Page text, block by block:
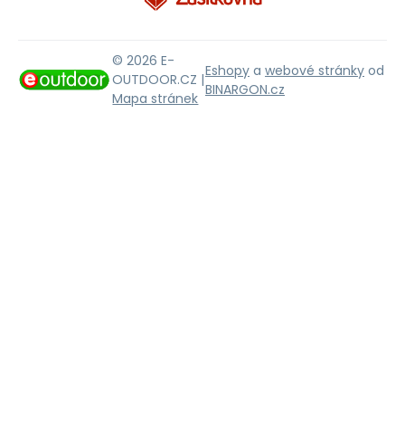
© 2026 E-
OUTDOOR.CZ |
Mapa stránek
Eshopy a webové stránky od
BINARGON.cz